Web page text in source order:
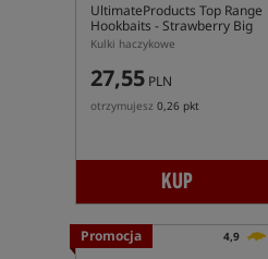
UltimateProducts Top Range
Hookbaits - Strawberry Big
Fish
Kulki haczykowe
27,55 PLN
otrzymujesz 0,26 pkt
KUP
Promocja 4,9